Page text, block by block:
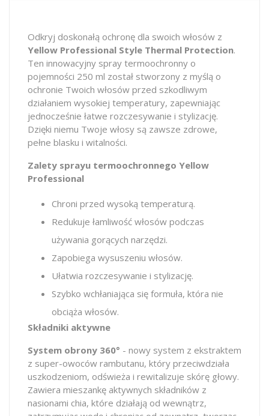
Odkryj doskonałą ochronę dla swoich włosów z
Yellow Professional Style Thermal Protection.
Ten innowacyjny spray termoochronny o
pojemności 250 ml został stworzony z myślą o
ochronie Twoich włosów przed szkodliwym
działaniem wysokiej temperatury, zapewniając
jednocześnie łatwe rozczesywanie i stylizację.
Dzięki niemu Twoje włosy są zawsze zdrowe,
pełne blasku i witalności.
Zalety sprayu termoochronnego Yellow
Professional
Chroni przed wysoką temperaturą.
Redukuje łamliwość włosów podczas
używania gorących narzędzi.
Zapobiega wysuszeniu włosów.
Ułatwia rozczesywanie i stylizację.
Szybko wchłaniająca się formuła, która nie
obciąża włosów.
Składniki aktywne
System obrony 360° - nowy system z ekstraktem
z super-owoców rambutanu, który przeciwdziała
uszkodzeniom, odświeża i rewitalizuje skórę głowy.
Zawiera mieszankę aktywnych składników z
nasionami chia, które działają od wewnątrz,